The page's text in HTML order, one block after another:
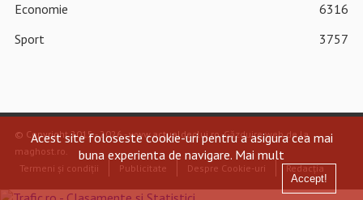
Economie
6316
Sport
3757
© Copyright 2015 - 2026 - www.actualdecluj.ro.Găzduire web de la
maghost.ro.
Termeni și condiții
Publicitate Despre Cookie-uri Redacția
Acest site foloseste cookie-uri pentru a asigura cea mai
buna experienta de navigare. Mai mult
Accept!